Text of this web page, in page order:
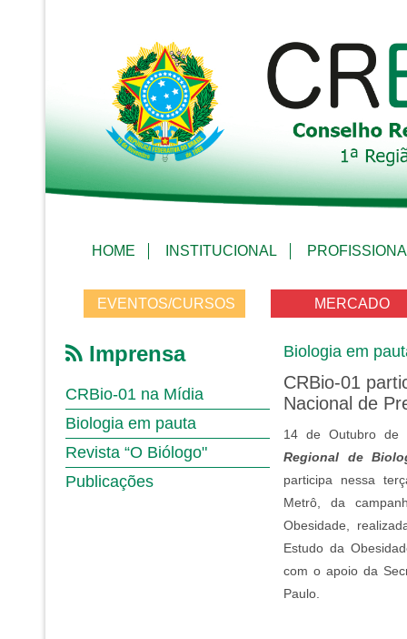
HOME INSTITUCIONAL
EVENTOS/CURSOS MERCADO
Imprensa
CRBio-01 na Mídia
Biologia em pauta
Revista “O Biólogo"
Publicações
Biologia em
CRBio-01
Nacional de
14 de Outubro
Regional de
participa nessa
Metrô, da
Obesidade,
Estudo da
com o apoio da
Paulo.